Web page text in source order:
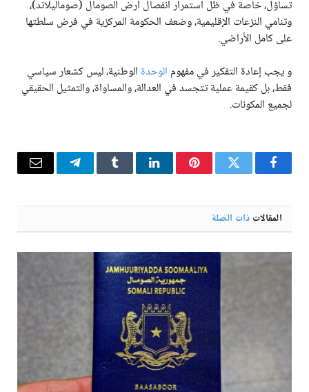
تساؤل، خاصة في ظل استمرار انفصال أرض الصومال (صوماليلاند)،
وتنامي النزعات الإقليمية، وضعف الحكومة المركزية في فرض سلطتها
على كامل الأراضي.
و يجب إعادة التفكير في مفهوم الوحدة الوطنية، ليس كشعار سياسي
فقط، بل كقيمة عملية تتجسد في العدالة، والمساواة، والتمثيل الحقيقي
لجميع المكونات.
فيسبوكتويتر بينتيريستلينكدإن Tumblr تيلقرام البريد
المقالات ذات الصلة